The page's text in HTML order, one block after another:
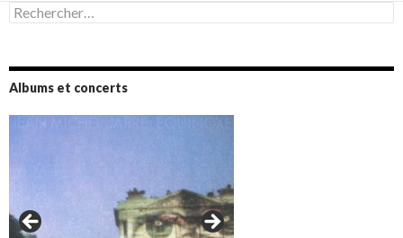
Rechercher :
Albums et concerts